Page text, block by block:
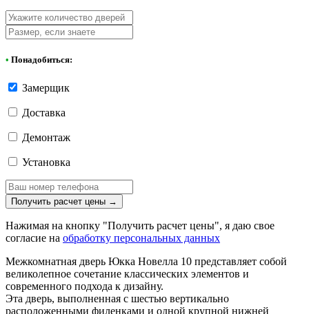
• Понадобиться:
Замерщик
Доставка
Демонтаж
Установка
Получить расчет цены →
Нажимая на кнопку "Получить расчет цены", я даю свое
согласие на обработку персональных данных
Межкомнатная дверь Юкка Новелла 10 представляет собой
великолепное сочетание классических элементов и
современного подхода к дизайну.
Эта дверь, выполненная с шестью вертикально
расположенными филенками и одной крупной нижней